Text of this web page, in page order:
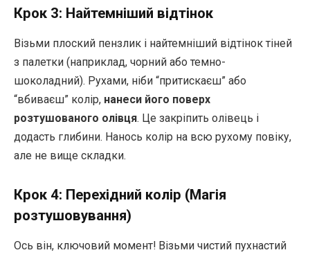
Крок 3: Найтемніший відтінок
Візьми плоский пензлик і найтемніший відтінок тіней
з палетки (наприклад, чорний або темно-
шоколадний). Рухами, ніби “притискаєш” або
“вбиваєш” колір, нанеси його поверх
розтушованого олівця. Це закріпить олівець і
додасть глибини. Нанось колір на всю рухому повіку,
але не вище складки.
Крок 4: Перехідний колір (Магія
розтушовування)
Ось він, ключовий момент! Візьми чистий пухнастий